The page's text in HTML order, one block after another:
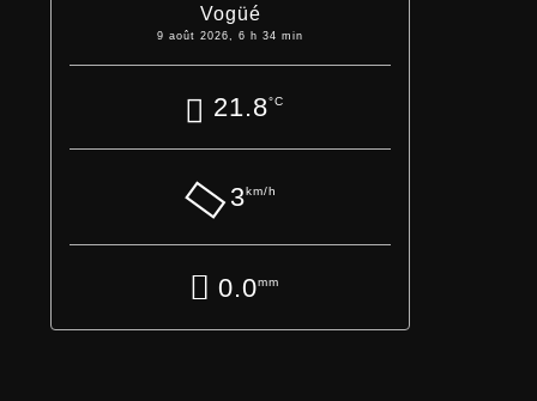
Vogüé
9 août 2026, 6 h 34 min
21.8°C
3km/h
0.0mm